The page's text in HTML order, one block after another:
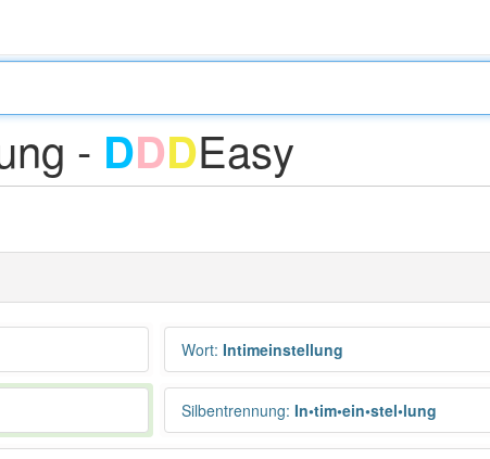
- DDDEasy
Wort: Intimeinstellung
Silbentrennung: In•tim•ein•stel•lung